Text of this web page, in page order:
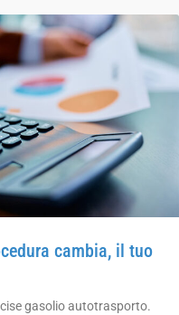
cambia, il tuo
gasolio autotrasporto.